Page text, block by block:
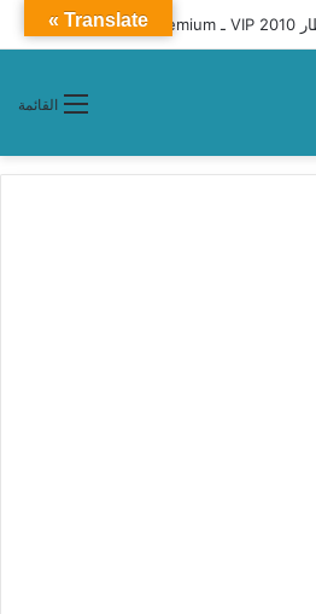
أول مركز نجع حمادى..قطار 2010 VIP ـ Premium محافظات «القاهرة ـ أسوان»
القائمة
Translate »